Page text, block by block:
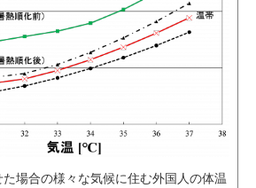
場合の様々な気候に住む外国人の体温